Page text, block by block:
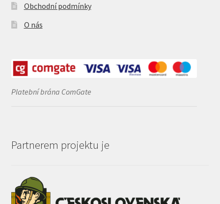
Obchodní podmínky
O nás
Platební brána ComGate
Partnerem projektu je